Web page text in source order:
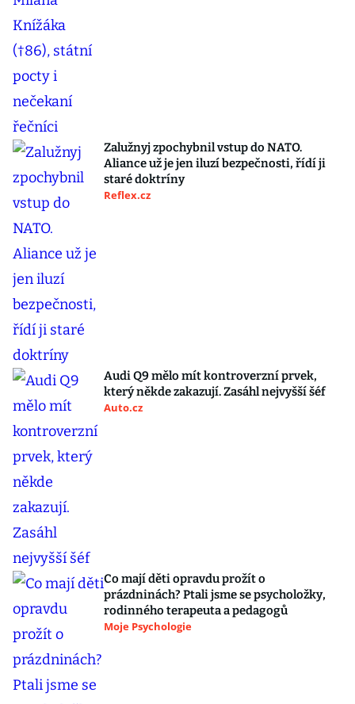
Zalužnyj zpochybnil vstup do NATO.
Aliance už je jen iluzí bezpečnosti, řídí ji
staré doktríny
Reflex.cz
Audi Q9 mělo mít kontroverzní prvek,
který někde zakazují. Zasáhl nejvyšší šéf
Auto.cz
Co mají děti opravdu prožít o
prázdninách? Ptali jsme se psycholožky,
rodinného terapeuta a pedagogů
Moje Psychologie